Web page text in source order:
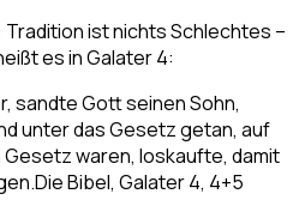
ist nichts Schlechtes –
es in Galater 4:
sandte Gott seinen Sohn,
unter das Gesetz getan, auf
waren, loskaufte, damit
Die Bibel, Galater 4, 4+5